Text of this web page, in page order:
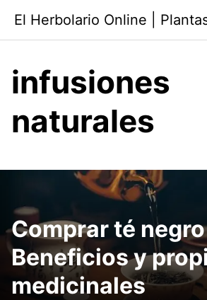
contenido
El Herbolario Online |
infusiones
naturales
Comprar té
Beneficios y
medicinales